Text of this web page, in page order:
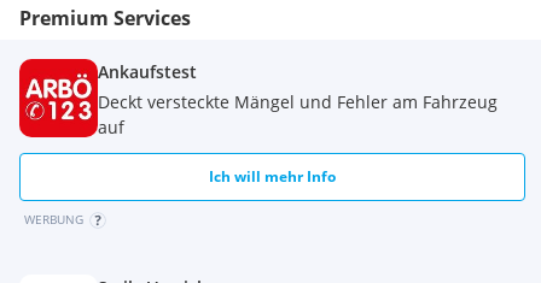
Vorbehaltlich Irrtümer, Druckfehler oder Vorzeitiger Verkauf.
Extras:
Berg-AnfahrhHilfe
Elektronisches Fahrwerk
Fahrmodi
Ride by Wire
Schaltassistent mit Blipper
Premium Services
Ankaufstest
Deckt versteckte Mängel und Fehler am Fahrzeug
auf
Ich will mehr Info
WERBUNG